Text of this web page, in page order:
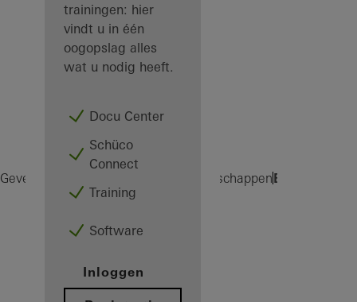
trainingen: hier
vindt u in één
oogopslag alles
wat u nodig heeft.
Docu Center
Schüco
Connect
Training
Software
Inloggen
Gevelfabrikanten Machines en gereedschappenBenelux